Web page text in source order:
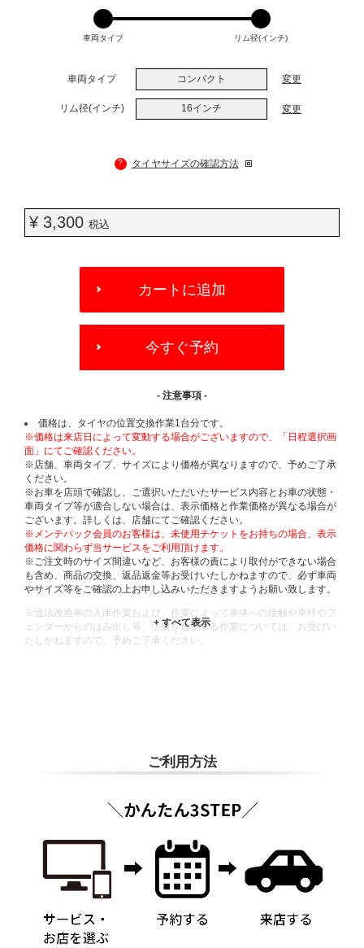
車両タイプ リム径(インチ)
車両タイプ コンパクト 変更
リム径(インチ) 16インチ 変更
? タイヤサイズの確認方法
¥ 3,300 税込
OPTIONS
カートに追加
今すぐ予約
- 注意事項 -
価格は、タイヤの位置交換作業1台分です。
※価格は来店日によって変動する場合がございますので、「日程選択画
面」にてご確認ください。
※店舗、車両タイプ、サイズにより価格が異なりますので、予めご了承
ください。
※お車を店頭で確認し、ご選択いただいたサービス内容とお車の状態・
車両タイプ等が適合しない場合は、表示価格と作業価格が異なる場合が
ございます。詳しくは、店舗にてご確認ください。
※メンテパック会員のお客様は、未使用チケットをお持ちの場合、表示
価格に関わらず当サービスをご利用頂けます。
※ご注文時のサイズ間違いなど、お客様の責により取付ができない場合
も含め、商品の交換、返品返金等お受けいたしかねますので、必ず車両
やサイズ等をご確認の上お申し込みいただきますようお願い致します。
※違法改造車の入庫作業および、作業によって車体への接触や車枠やフ
ェンダーからのはみ出し等、法規を逸脱する作業については、お受けい
たしかねますので、予めご了承ください。
ご利用方法